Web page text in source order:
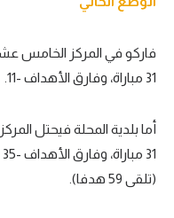
31 مباراة، وفارق الأهداف -11.
(تلقى 59 هدفا).